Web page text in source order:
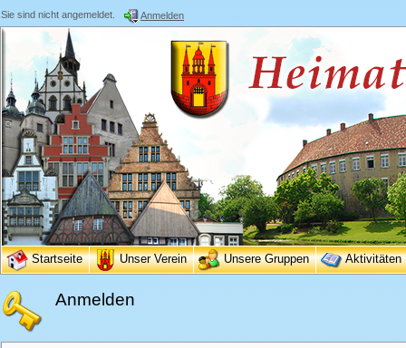
Sie sind nicht angemeldet. Anmelden
Startseite Unser Verein Unsere Gruppen Aktivitäten
Anmelden